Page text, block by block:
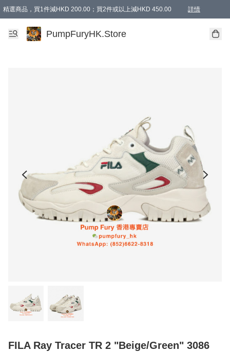
精選商品，買1件減HKD 200.00；買2件或以上減HKD 450.00 詳情
AAPE商品,會員專享9折或以上（按會員等級）AAPE products, members can
精選商品，任選買2件或以上減HKD 100.00
購物滿 HKD 800.00即享免運費優惠！（適用於 特定的送貨方式 )
PumpFuryHK.Store
FILA Ray Tracer TR 2 "Beige/Green" 3086